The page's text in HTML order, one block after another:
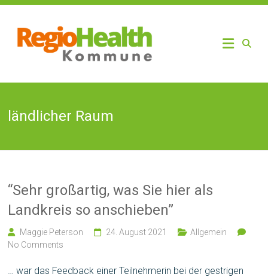
Skip
contentRegio
Health
RegioHealth
Kommune
ländlicher Raum
“Sehr großartig, was Sie hier als
Landkreis so anschieben”
Maggie Peterson 24. August 2021
Allgemein
No Comments
… war das Feedback einer Teilnehmerin bei der gestrigen